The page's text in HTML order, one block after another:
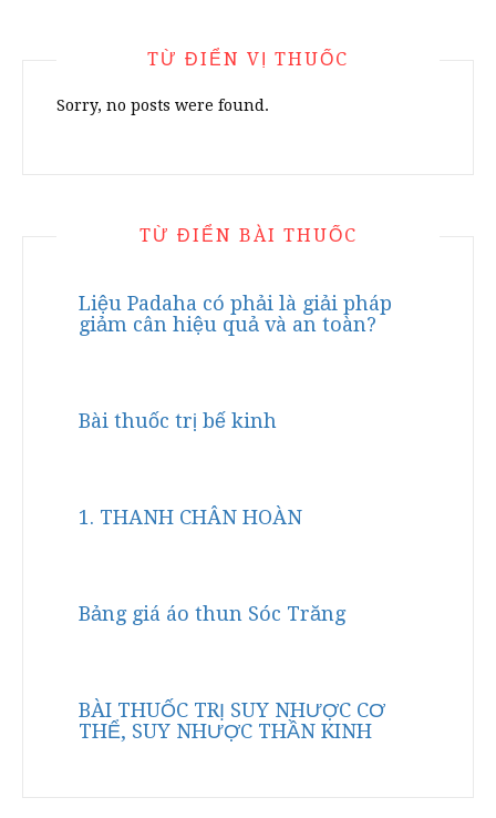
TỪ ĐIỂN VỊ THUỐC
Sorry, no posts were found.
TỪ ĐIỂN BÀI THUỐC
Liệu Padaha có phải là giải pháp
giảm cân hiệu quả và an toàn?
Bài thuốc trị bế kinh
1. THANH CHÂN HOÀN
Bảng giá áo thun Sóc Trăng
BÀI THUỐC TRỊ SUY NHƯỢC CƠ
THỂ, SUY NHƯỢC THẦN KINH